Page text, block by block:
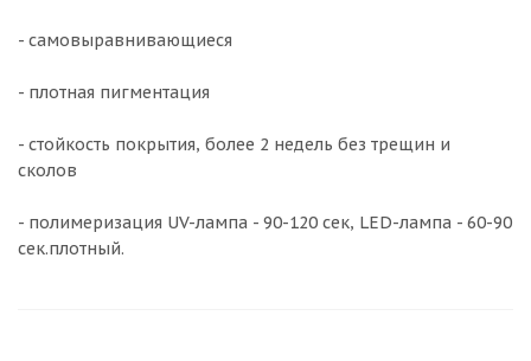
- самовыравнивающиеся
- плотная пигментация
- стойкость покрытия, более 2 недель без трещин и
сколов
- полимеризация UV-лампа - 90-120 сек, LED-лампа - 60-90
сек.плотный.